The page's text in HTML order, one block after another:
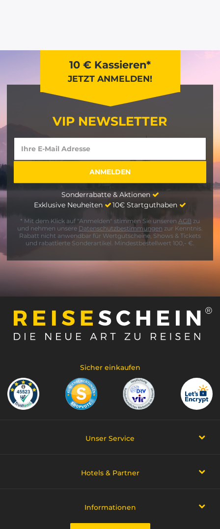
10 € Kassieren*
JETZT ANMELDEN!
VIP NEWSLETTER
Sonderrabatte & Aktionen
Exklusive Neuheiten
10€ Startguthaben
* Mit dem Klick auf "Anmelden" stimmen Sie unseren AGB zu
und nehmen unsere Datenschutzbestimmungen zur Kenntnis.
Rabatt nicht anwendbar für Wertgutscheine, Shows & Tickets
und rabattierte Sonderartikel. Mindestbestellwert 100,- €.
Sicher einkaufen
Unser Service
Hotels & Partner
Informationen